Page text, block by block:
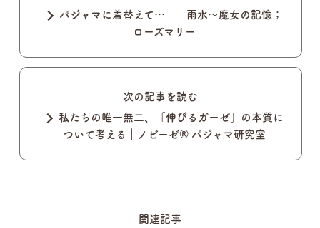
パジャマに着替えて… 雨水～魔女の記憶；
ローズマリー
次の記事を読む
私たちの唯一無二、「伸びるガーゼ」の本質に
ついて考える｜ノビーゼ® パジャマ研究室
関連記事